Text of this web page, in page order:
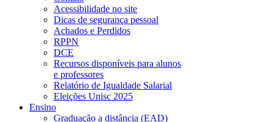
Acessibilidade no site
Dicas de segurança pessoal
Achados e Perdidos
RPPN
DCE
Recursos disponíveis para alunos
e professores
Relatório de Igualdade Salarial
Eleições Unisc 2025
Ensino
Graduação a distância (EAD)